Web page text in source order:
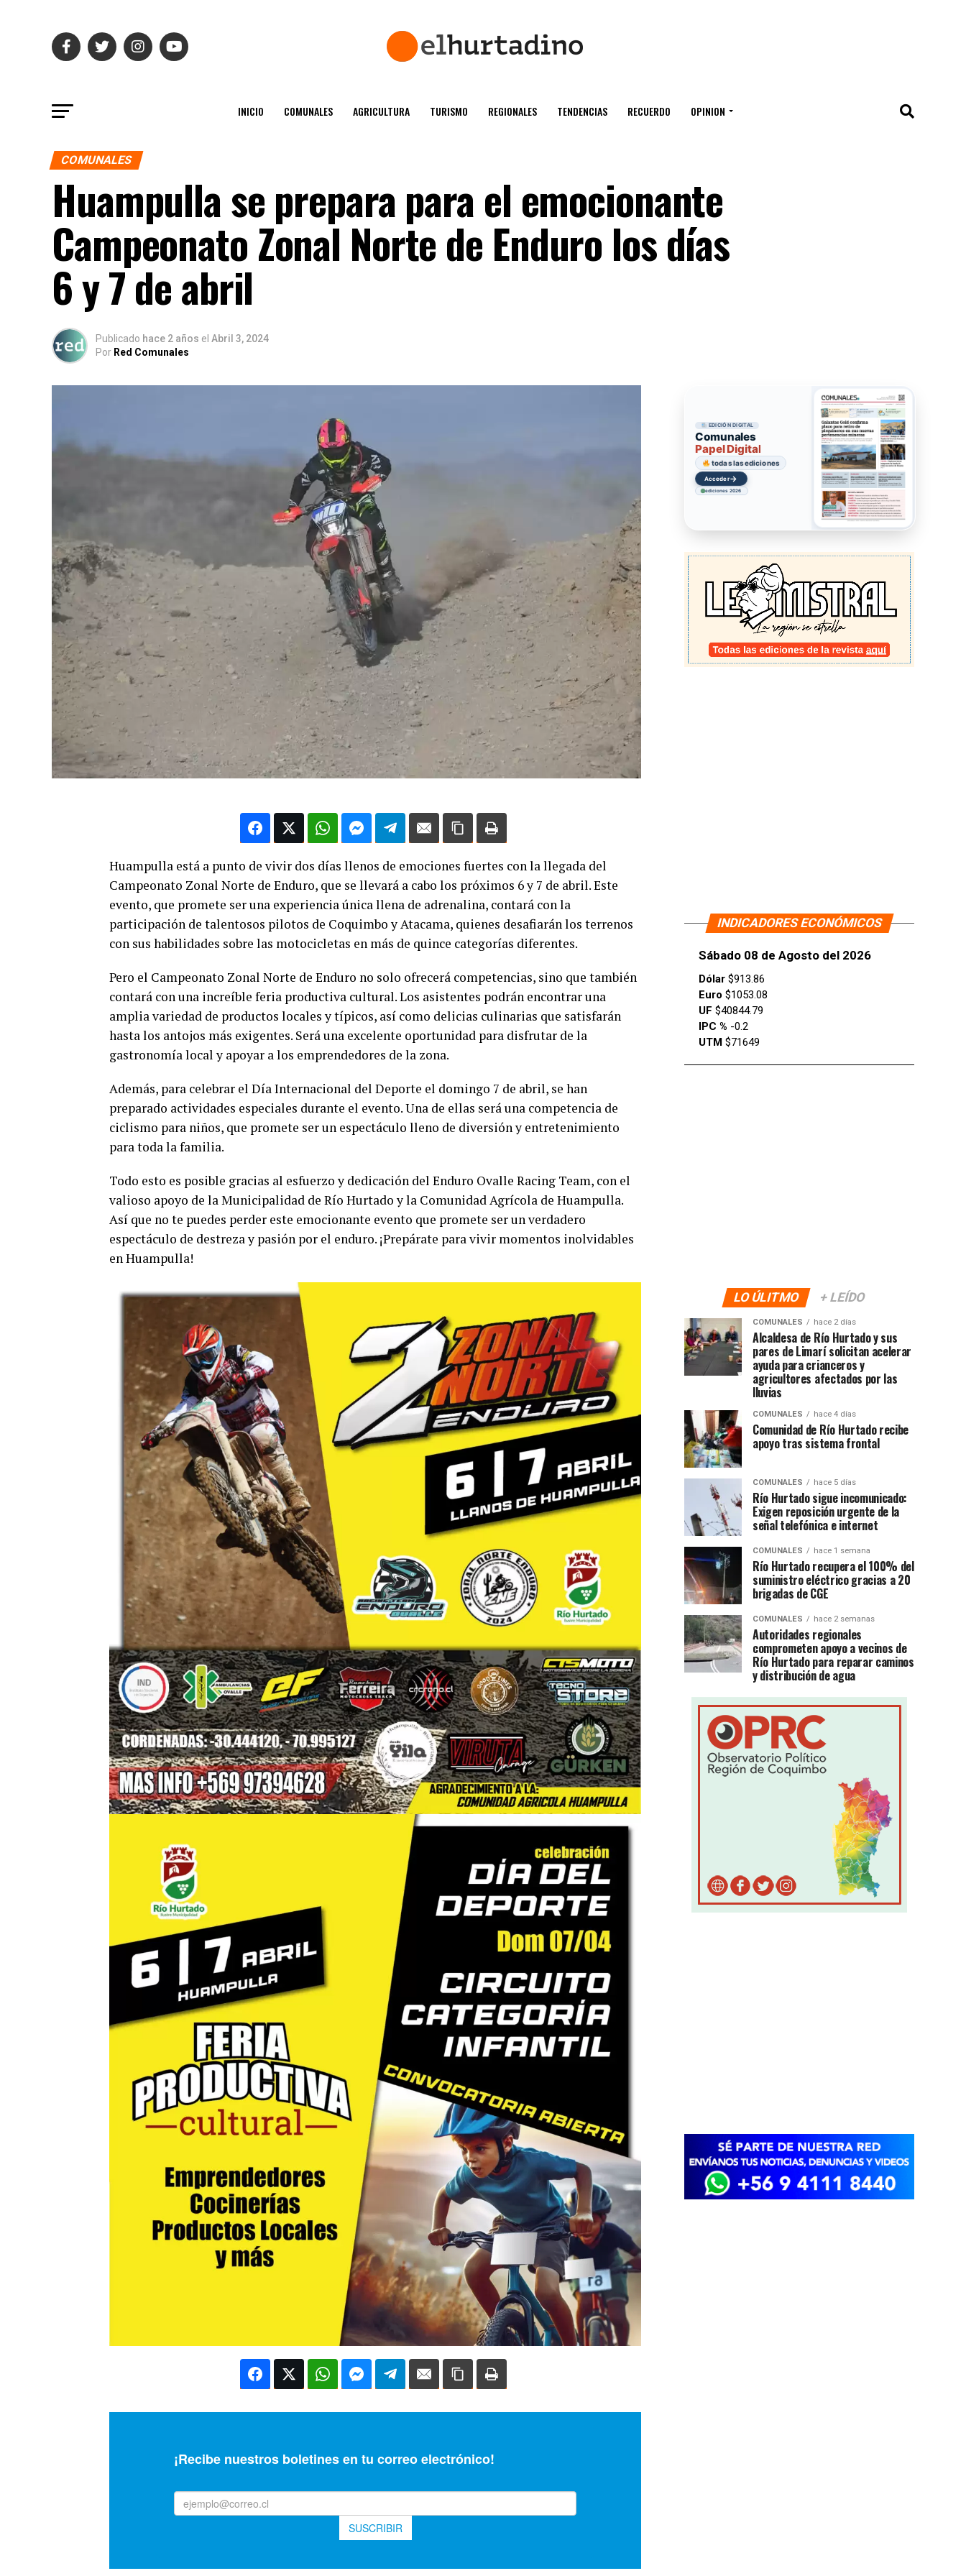
INICIO COMUNALES AGRICULTURA TURISMO REGIONALES TENDENCIAS RECUERDO OPINION
COMUNALES
Huampulla se prepara para el emocionante
Campeonato Zonal Norte de Enduro los días
6 y 7 de abril
Publicado hace 2 años el Abril 3, 2024
Por Red Comunales
Huampulla está a punto de vivir dos días llenos de emociones fuertes con la llegada del
Campeonato Zonal Norte de Enduro, que se llevará a cabo los próximos 6 y 7 de abril. Este
evento, que promete ser una experiencia única llena de adrenalina, contará con la
participación de talentosos pilotos de Coquimbo y Atacama, quienes desafiarán los terrenos
con sus habilidades sobre las motocicletas en más de quince categorías diferentes.
Pero el Campeonato Zonal Norte de Enduro no solo ofrecerá competencias, sino que también
contará con una increíble feria productiva cultural. Los asistentes podrán encontrar una
amplia variedad de productos locales y típicos, así como delicias culinarias que satisfarán
hasta los antojos más exigentes. Será una excelente oportunidad para disfrutar de la
gastronomía local y apoyar a los emprendedores de la zona.
Además, para celebrar el Día Internacional del Deporte el domingo 7 de abril, se han
preparado actividades especiales durante el evento. Una de ellas será una competencia de
ciclismo para niños, que promete ser un espectáculo lleno de diversión y entretenimiento
para toda la familia.
Todo esto es posible gracias al esfuerzo y dedicación del Enduro Ovalle Racing Team, con el
valioso apoyo de la Municipalidad de Río Hurtado y la Comunidad Agrícola de Huampulla.
Así que no te puedes perder este emocionante evento que promete ser un verdadero
espectáculo de destreza y pasión por el enduro. ¡Prepárate para vivir momentos inolvidables
en Huampulla!
EDICIÓN DIGITAL
Comunales
Papel Digital
todas las ediciones
Acceder→
ediciones 2026
INDICADORES ECONÓMICOS
Sábado 08 de Agosto del 2026
Dólar $913.86
Euro $1053.08
UF $40844.79
IPC % -0.2
UTM $71649
LO ÚLITMO + LEÍDO
COMUNALES hace 2 días
Alcaldesa de Río Hurtado y sus
pares de Limarí solicitan acelerar
ayuda para crianceros y
agricultores afectados por las
lluvias
COMUNALES hace 4 días
Comunidad de Río Hurtado recibe
apoyo tras sistema frontal
COMUNALES hace 5 días
Río Hurtado sigue incomunicado:
Exigen reposición urgente de la
señal telefónica e internet
COMUNALES hace 1 semana
Río Hurtado recupera el 100% del
suministro eléctrico gracias a 20
brigadas de CGE
COMUNALES hace 2 semanas
Autoridades regionales
comprometen apoyo a vecinos de
Río Hurtado para reparar caminos
y distribución de agua